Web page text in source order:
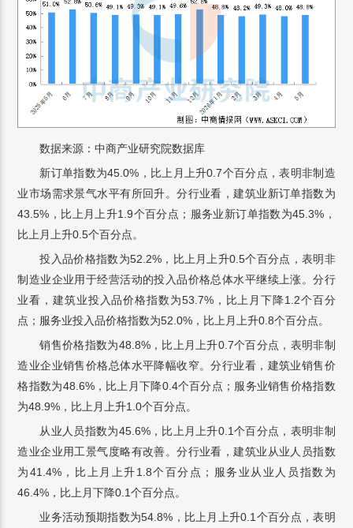
数据来源：中商产业研究院数据库
新订单指数为45.0%，比上月上升0.7个百分点，表明非制造
业市场需求景气水平有所回升。分行业看，建筑业新订单指数为
43.5%，比上月上升1.9个百分点；服务业新订单指数为45.3%，
比上月上升0.5个百分点。
投入品价格指数为52.2%，比上月上升0.5个百分点，表明非
制造业企业用于经营活动的投入品价格总体水平继续上涨。分行
业看，建筑业投入品价格指数为53.7%，比上月下降1.2个百分
点；服务业投入品价格指数为52.0%，比上月上升0.8个百分点。
销售价格指数为48.8%，比上月上升0.7个百分点，表明非制
造业企业销售价格总体水平降幅收窄。分行业看，建筑业销售价
格指数为48.6%，比上月下降0.4个百分点；服务业销售价格指数
为48.9%，比上月上升1.0个百分点。
从业人员指数为45.6%，比上月上升0.1个百分点，表明非制
造业企业用工景气度略有改善。分行业看，建筑业从业人员指数
为41.4%，比上月上升1.8个百分点；服务业从业人员指数为
46.4%，比上月下降0.1个百分点。
业务活动预期指数为54.8%，比上月上升0.1个百分点，表明